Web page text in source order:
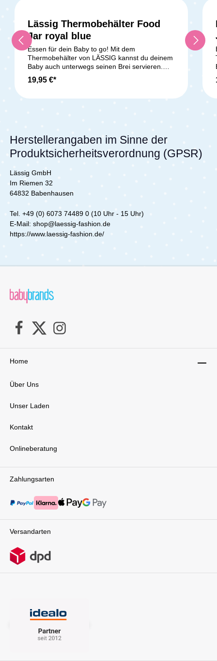
Lässig Thermobehälter Food
Jar royal blue
Essen für dein Baby to go! Mit dem
Thermobehälter von LÄSSIG kannst du deinem
Baby auch unterwegs seinen Brei servieren.
Der doppelwandige Thermobehälter aus
Edelstahl ist perfekt für warme und kalte
Silikonring,der dafür sorgt, dass nichts
Lieferumfang: 1x LÄSSIG Thermobehälter aus
Edelstahl
19,95 €*
Herstellerangaben im Sinne der
Produktsicherheitsverordnung (GPSR)
Lässig GmbH
Im Riemen 32
64832 Babenhausen
Tel. +49 (0) 6073 74489 0 (10 Uhr - 15 Uhr)
E-Mail: shop@laessig-fashion.de
https://www.laessig-fashion.de/
Zahlungsarten
Versandarten
Home
Über Uns
Unser Laden
Kontakt
Onlineberatung